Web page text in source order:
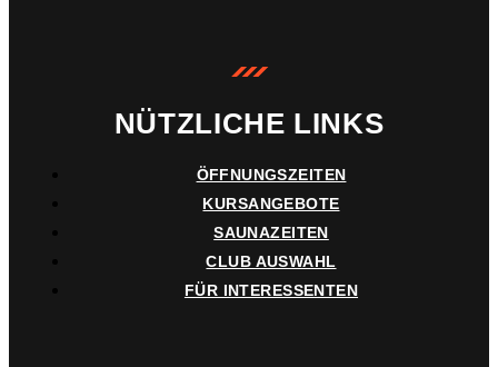
NÜTZLICHE LINKS
ÖFFNUNGSZEITEN
KURSANGEBOTE
SAUNAZEITEN
CLUB AUSWAHL
FÜR INTERESSENTEN